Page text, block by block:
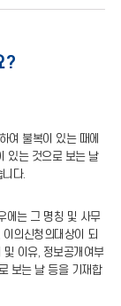
?
여 불복이 있는 때에
있는 것으로 보는 날
다.
에는 그 명칭 및 사무
의신청의대상이 되
이유, 정보공개여부
보는 날 등을 기재합